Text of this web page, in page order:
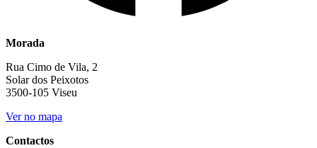
Morada
Rua Cimo de Vila, 2
Solar dos Peixotos
3500-105 Viseu
Ver no mapa
Contactos